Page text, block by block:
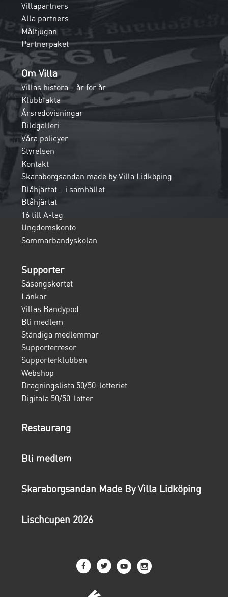
Villapartners
Alla partners
Måltjugan
Partnerpaket
Om Villa
Villas histora – år för år
Klubbfakta
Årsredovisningar
Bildgalleri
Våra policyer
Styrelsen
Kontakt
Skaraborgsandan made by Villa Lidköping
Blåhjärtat – i samhället
Blåhjärtat
16 till A-lag
Ungdomskonto
Sommarbandyskolan
Supporter
Säsongskortet
Länkar
Villas Bandypod
Bli medlem
Ständiga medlemmar
Supporterresor
Supporterklubben
Webshop
Dragningslista 50/50-lotteriet
Digitala 50/50-lotter
Restaurang
Bli medlem
Skaraborgsandan Made By Villa Lidköping
Lischcupen 2026